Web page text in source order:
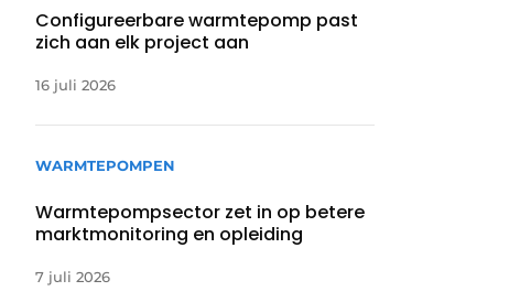
Configureerbare warmtepomp past
zich aan elk project aan
16 juli 2026
WARMTEPOMPEN
Warmtepompsector zet in op betere
marktmonitoring en opleiding
7 juli 2026